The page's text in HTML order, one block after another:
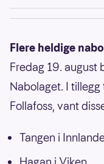
Flere heldige
Fredag 19. august
Nabolaget. I
Follafoss, vant
Tangen i